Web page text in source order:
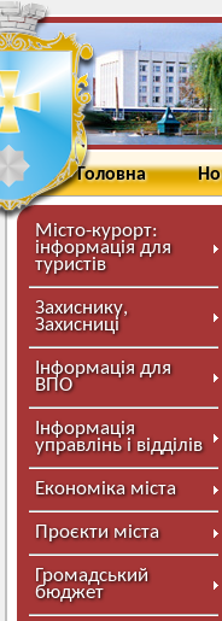
Головна
Місто-курорт:
інформація для
туристів
Захиснику,
Захисниці
Інформація для
ВПО
Інформація
управлінь і відділів
Економіка міста
Проєкти міста
Громадський
бюджет